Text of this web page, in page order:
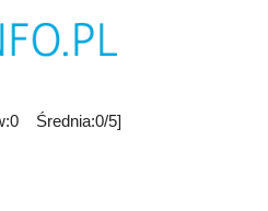
Średnia:0/5]